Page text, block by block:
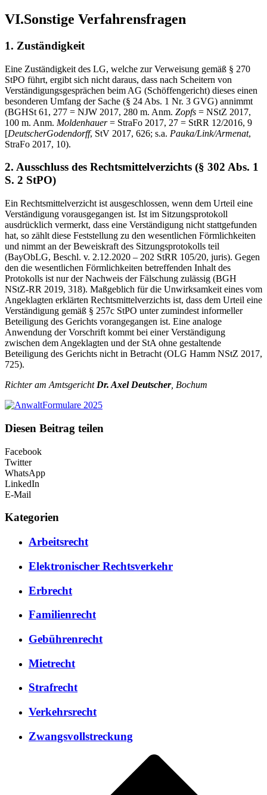
VI.Sonstige Verfahrensfragen
1. Zuständigkeit
Eine Zuständigkeit des LG, welche zur Verweisung gemäß § 270
StPO führt, ergibt sich nicht daraus, dass nach Scheitern von
Verständigungsgesprächen beim AG (Schöffengericht) dieses einen
besonderen Umfang der Sache (§ 24 Abs. 1 Nr. 3 GVG) annimmt
(BGHSt 61, 277 = NJW 2017, 280 m. Anm. Zopfs = NStZ 2017,
100 m. Anm. Moldenhauer= StraFo 2017, 27 = StRR 12/2016, 9
[DeutscherGodendorff, StV 2017, 626; s.a. Pauka/Link/Armenat,
StraFo 2017, 10).
2. Ausschluss des Rechtsmittelverzichts (§ 302 Abs. 1
S. 2 StPO)
Ein Rechtsmittelverzicht ist ausgeschlossen, wenn dem Urteil eine
Verständigung vorausgegangen ist. Ist im Sitzungsprotokoll
ausdrücklich vermerkt, dass eine Verständigung nicht stattgefunden
hat, so zählt diese Feststellung zu den wesentlichen Förmlichkeiten
und nimmt an der Beweiskraft des Sitzungsprotokolls teil
(BayObLG, Beschl. v. 2.12.2020 – 202 StRR 105/20, juris). Gegen
den die wesentlichen Förmlichkeiten betreffenden Inhalt des
Protokolls ist nur der Nachweis der Fälschung zulässig (BGH
NStZ-RR 2019, 318). Maßgeblich für die Unwirksamkeit eines vom
Angeklagten erklärten Rechtsmittelverzichts ist, dass dem Urteil eine
Verständigung gemäß § 257c StPO unter zumindest informeller
Beteiligung des Gerichts vorangegangen ist. Eine analoge
Anwendung der Vorschrift kommt bei einer Verständigung
zwischen dem Angeklagten und der StA ohne gestaltende
Beteiligung des Gerichts nicht in Betracht (OLG Hamm NStZ 2017,
725).
Richter am Amtsgericht Dr. Axel Deutscher, Bochum
Diesen Beitrag teilen
Facebook
Twitter
WhatsApp
LinkedIn
E-Mail
Kategorien
Arbeitsrecht
Elektronischer Rechtsverkehr
Erbrecht
Familienrecht
Gebührenrecht
Mietrecht
Strafrecht
Verkehrsrecht
Zwangsvollstreckung